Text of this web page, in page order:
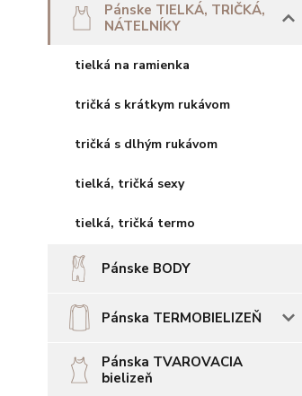
Pánske TIELKÁ, TRIČKÁ,
NÁTELNÍKY
tielká na ramienka
tričká s krátkym rukávom
tričká s dlhým rukávom
tielká, tričká sexy
tielká, tričká termo
Pánske BODY
Pánska TERMOBIELIZEŇ
Pánska TVAROVACIA
bielizeň